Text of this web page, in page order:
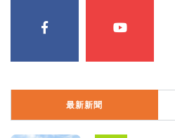
最新新聞